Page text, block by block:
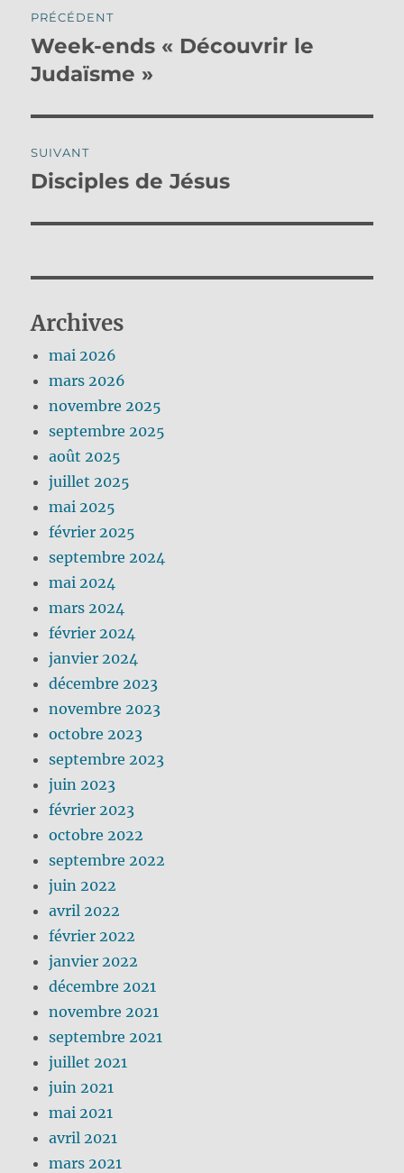
de
l’article
PRÉCÉDENT
Publication
précédente :
Week-ends « Découvrir le
Judaïsme »
SUIVANT
Publication
Disciples de Jésus
Archives
mai 2026
mars 2026
novembre 2025
septembre 2025
août 2025
juillet 2025
mai 2025
février 2025
septembre 2024
mai 2024
mars 2024
février 2024
janvier 2024
décembre 2023
novembre 2023
octobre 2023
septembre 2023
juin 2023
février 2023
octobre 2022
septembre 2022
juin 2022
avril 2022
février 2022
janvier 2022
décembre 2021
novembre 2021
septembre 2021
juillet 2021
juin 2021
mai 2021
avril 2021
mars 2021